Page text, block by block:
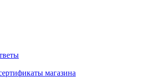
магазина